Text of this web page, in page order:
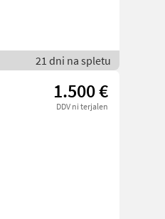
21 dni na spletu
1.500 €
DDV ni terjalen